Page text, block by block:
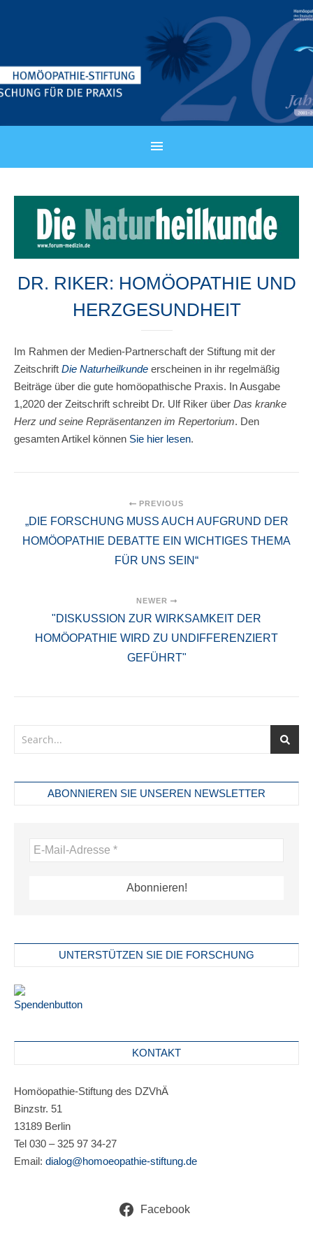
DR. RIKER: HOMÖOPATHIE UND
HERZGESUNDHEIT
Im Rahmen der Medien-Partnerschaft der Stiftung mit der
Zeitschrift Die Naturheilkunde erscheinen in ihr regelmäßig
Beiträge über die gute homöopathische Praxis. In Ausgabe
1,2020 der Zeitschrift schreibt Dr. Ulf Riker über Das kranke
Herz und seine Repräsentanzen im Repertorium. Den
gesamten Artikel können Sie hier lesen.
PREVIOUS
„DIE FORSCHUNG MUSS AUCH AUFGRUND DER
HOMÖOPATHIE DEBATTE EIN WICHTIGES THEMA
FÜR UNS SEIN“
NEWER
"DISKUSSION ZUR WIRKSAMKEIT DER
HOMÖOPATHIE WIRD ZU UNDIFFERENZIERT
GEFÜHRT"
ABONNIEREN SIE UNSEREN NEWSLETTER
UNTERSTÜTZEN SIE DIE FORSCHUNG
KONTAKT
Homöopathie-Stiftung des DZVhÄ
Binzstr. 51
13189 Berlin
Tel 030 – 325 97 34-27
Email: dialog@homoeopathie-stiftung.de
Facebook